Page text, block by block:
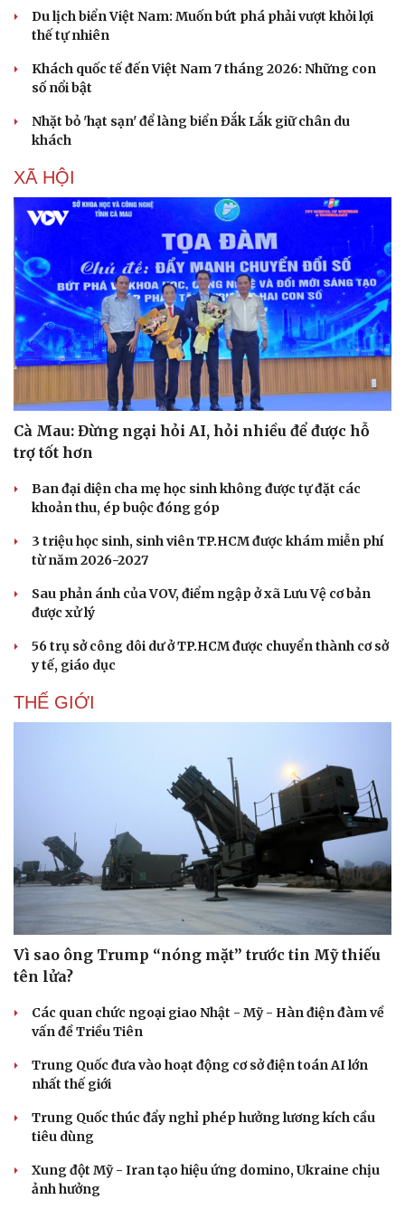
Du lịch
Podcast
Đọc truyện đêm khuya
Cửa sổ tình yêu
Kể chuyện cho bé
Hạt giống tâm hồn
Du lịch biển Việt Nam: Muốn bứt phá phải vượt khỏi lợi
thế tự nhiên
Khách quốc tế đến Việt Nam 7 tháng 2026: Những con
số nổi bật
Nhặt bỏ 'hạt sạn' để làng biển Đắk Lắk giữ chân du
khách
XÃ HỘI
Cà Mau: Đừng ngại hỏi AI, hỏi nhiều để được hỗ
trợ tốt hơn
Ban đại diện cha mẹ học sinh không được tự đặt các
khoản thu, ép buộc đóng góp
3 triệu học sinh, sinh viên TP.HCM được khám miễn phí
từ năm 2026-2027
Sau phản ánh của VOV, điểm ngập ở xã Lưu Vệ cơ bản
được xử lý
56 trụ sở công dôi dư ở TP.HCM được chuyển thành cơ sở
y tế, giáo dục
THẾ GIỚI
Vì sao ông Trump “nóng mặt” trước tin Mỹ thiếu
tên lửa?
Các quan chức ngoại giao Nhật - Mỹ - Hàn điện đàm về
vấn đề Triều Tiên
Trung Quốc đưa vào hoạt động cơ sở điện toán AI lớn
nhất thế giới
Trung Quốc thúc đẩy nghỉ phép hưởng lương kích cầu
tiêu dùng
Xung đột Mỹ - Iran tạo hiệu ứng domino, Ukraine chịu
ảnh hưởng